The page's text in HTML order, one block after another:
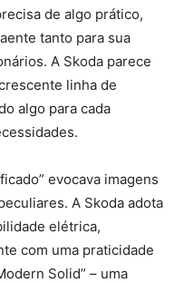
de algo prático,
tanto para sua
A Skoda parece
linha de
algo para cada
evocava imagens
A Skoda adota
elétrica,
com uma praticidade
Solid” – uma